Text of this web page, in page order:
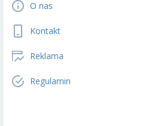
O nas
Kontakt
Reklama
Regulamin